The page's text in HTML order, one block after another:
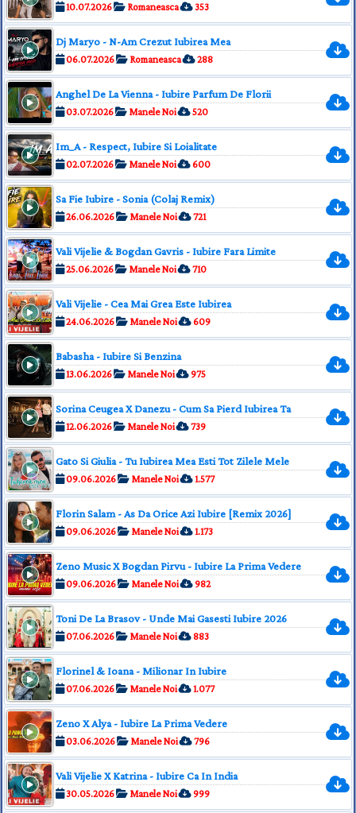
10.07.2026 Romaneasca 353
Dj Maryo - N-Am Crezut Iubirea Mea
06.07.2026 Romaneasca 288
Anghel De La Vienna - Iubire Parfum De Florii
03.07.2026 Manele Noi 520
Im_A - Respect, Iubire Si Loialitate
02.07.2026 Manele Noi 600
Sa Fie Iubire - Sonia (Colaj Remix)
26.06.2026 Manele Noi 721
Vali Vijelie & Bogdan Gavris - Iubire Fara Limite
25.06.2026 Manele Noi 710
Vali Vijelie - Cea Mai Grea Este Iubirea
24.06.2026 Manele Noi 609
Babasha - Iubire Si Benzina
13.06.2026 Manele Noi 975
Sorina Ceugea X Danezu - Cum Sa Pierd Iubirea Ta
12.06.2026 Manele Noi 739
Gato Si Giulia - Tu Iubirea Mea Esti Tot Zilele Mele
09.06.2026 Manele Noi 1.577
Florin Salam - As Da Orice Azi Iubire [Remix 2026]
09.06.2026 Manele Noi 1.173
Zeno Music X Bogdan Pirvu - Iubire La Prima Vedere
09.06.2026 Manele Noi 982
Toni De La Brasov - Unde Mai Gasesti Iubire 2026
07.06.2026 Manele Noi 883
Florinel & Ioana - Milionar In Iubire
07.06.2026 Manele Noi 1.077
Zeno X Alya - Iubire La Prima Vedere
03.06.2026 Manele Noi 796
Vali Vijelie X Katrina - Iubire Ca In India
30.05.2026 Manele Noi 999